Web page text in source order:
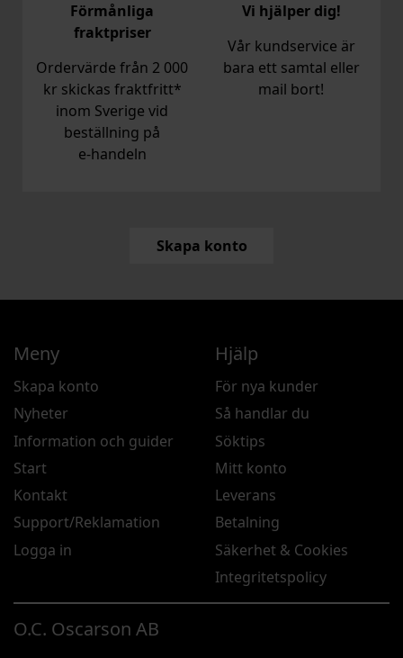
Förmånliga
fraktpriser
Ordervärde från 2 000
kr skickas fraktfritt*
inom Sverige vid
beställning på
e‑handeln
Vi hjälper dig!
Vår kundservice är
bara ett samtal eller
mail bort!
Skapa konto
O.C. Oscarson AB
Meny
Skapa konto
Nyheter
Information och guider
Start
Kontakt
Support/Reklamation
Logga in
Hjälp
För nya kunder
Så handlar du
Söktips
Mitt konto
Leverans
Betalning
Säkerhet & Cookies
Integritetspolicy